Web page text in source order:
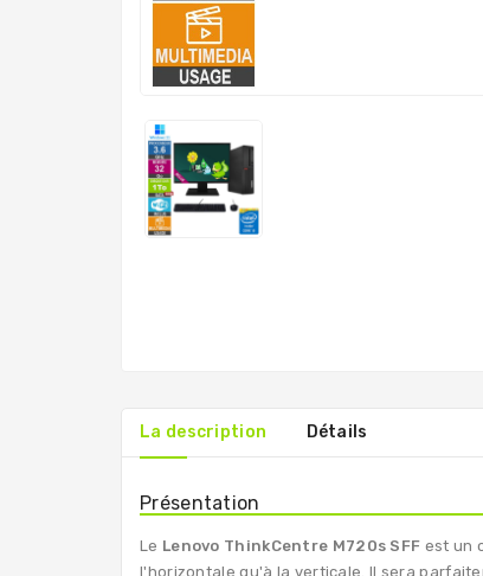
La description Détails
Présentation
Le Lenovo ThinkCentre M720s SFF est un
l'horizontale qu'à la verticale. Il sera